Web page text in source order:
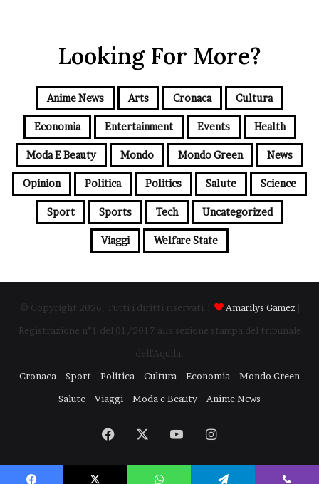
Looking For More?
Anime News Arts Cronaca Cultura
Economia Entertainment Events Health
Moda E Beauty Mondo Mondo Green News
Opinion Politica Politics Salute Science
Sport Sports Tech Uncategorized
Viaggi Welfare State
© Copyright 2026, Tutti i diritti riservati | Amarilys Gamez
Registrazione n°1 del 01/2017 alla sezione stampa del tribunale
dell'Aquila.
Cronaca
Sport Politica Cultura Economia
Mondo Green
Salute
Viaggi Moda e Beauty Anime News
Facebook You
Tube
Instagram